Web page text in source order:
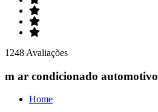
1248 Avaliações
m ar condicionado automotivo
Home